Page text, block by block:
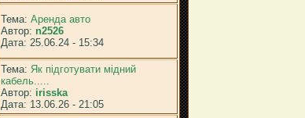
Тема: Аренда авто
Автор: n2526
Дата: 25.06.24 - 15:34
Тема: Як підготувати мідний
кабель.....
Автор: irisska
Дата: 13.06.26 - 21:05